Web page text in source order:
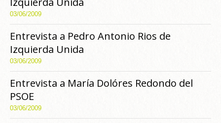
03/06/2009
Entrevista a Pedro Antonio Rios de
Izquierda Unida
03/06/2009
Entrevista a María Dolóres Redondo del
PSOE
03/06/2009